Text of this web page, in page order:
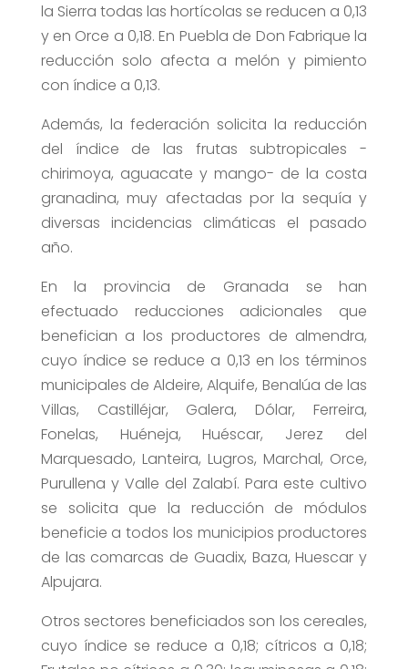
la Sierra todas las hortícolas se reducen a 0,13
y en Orce a 0,18. En Puebla de Don Fabrique la
reducción solo afecta a melón y pimiento
con índice a 0,13.
Además, la federación solicita la reducción
del índice de las frutas subtropicales -
chirimoya, aguacate y mango- de la costa
granadina, muy afectadas por la sequía y
diversas incidencias climáticas el pasado
año.
En la provincia de Granada se han
efectuado reducciones adicionales que
benefician a los productores de almendra,
cuyo índice se reduce a 0,13 en los términos
municipales de Aldeire, Alquife, Benalúa de las
Villas, Castilléjar, Galera, Dólar, Ferreira,
Fonelas, Huéneja, Huéscar, Jerez del
Marquesado, Lanteira, Lugros, Marchal, Orce,
Purullena y Valle del Zalabí. Para este cultivo
se solicita que la reducción de módulos
beneficie a todos los municipios productores
de las comarcas de Guadix, Baza, Huescar y
Alpujara.
Otros sectores beneficiados son los cereales,
cuyo índice se reduce a 0,18; cítricos a 0,18;